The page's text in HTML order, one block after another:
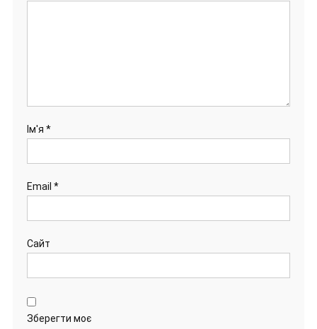
Ім'я *
Email *
Сайт
Зберегти моє